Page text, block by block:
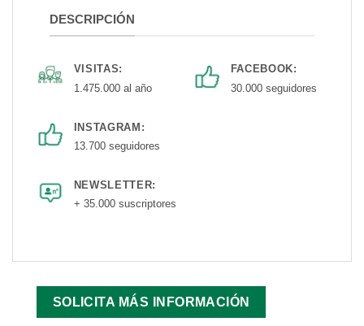
DESCRIPCIÓN
VISITAS:
1.475.000 al año
FACEBOOK:
30.000 seguidores
INSTAGRAM:
13.700 seguidores
NEWSLETTER:
+ 35.000 suscriptores
SOLICITA MÁS INFORMACIÓN